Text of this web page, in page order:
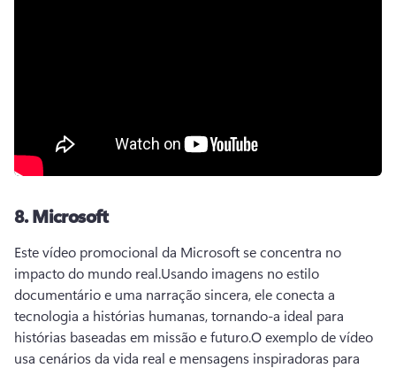
8.Microsoft
Este vídeo promocional da Microsoft se concentra no
impacto do mundo real.Usando imagens no estilo
documentário e uma narração sincera, ele conecta a
tecnologia a histórias humanas, tornando-a ideal para
histórias baseadas em missão e futuro.O exemplo de vídeo
usa cenários da vida real e mensagens inspiradoras para